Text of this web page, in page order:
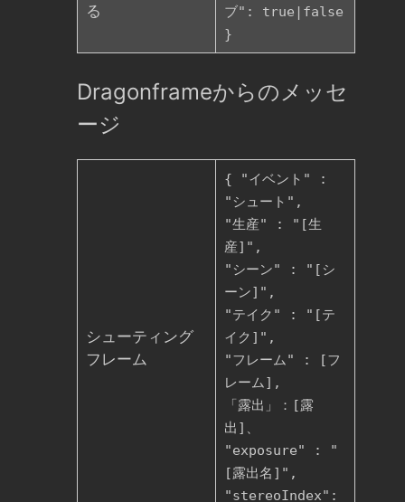
る
ブ": true|false
}
Dragonframeからのメッセ
ージ
シューティング
フレーム
{ "イベント" :
"シュート",
"生産" : "[生
産]",
"シーン" : "[シ
ーン]",
"テイク" : "[テ
イク]",
"フレーム" : [フ
レーム],
「露出」：[露
出]、
"exposure" : "
[露出名]",
"stereoIndex":